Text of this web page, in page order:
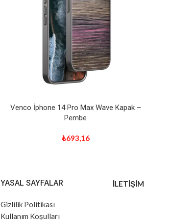
Venco İphone 14 Pro Max Wave Kapak –
Pembe
₺693,16
YASAL SAYFALAR
Gizlilik Politikası
Kullanım Koşulları
İLETİŞİM